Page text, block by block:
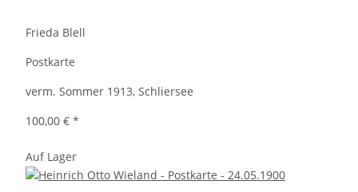
Frieda Blell
Postkarte
verm. Sommer 1913, Schliersee
100,00 € *
Auf Lager